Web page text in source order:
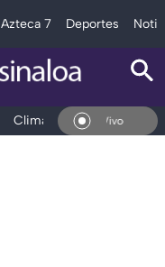
Azteca 7 Deportes
Clima Deportes
En Vivo